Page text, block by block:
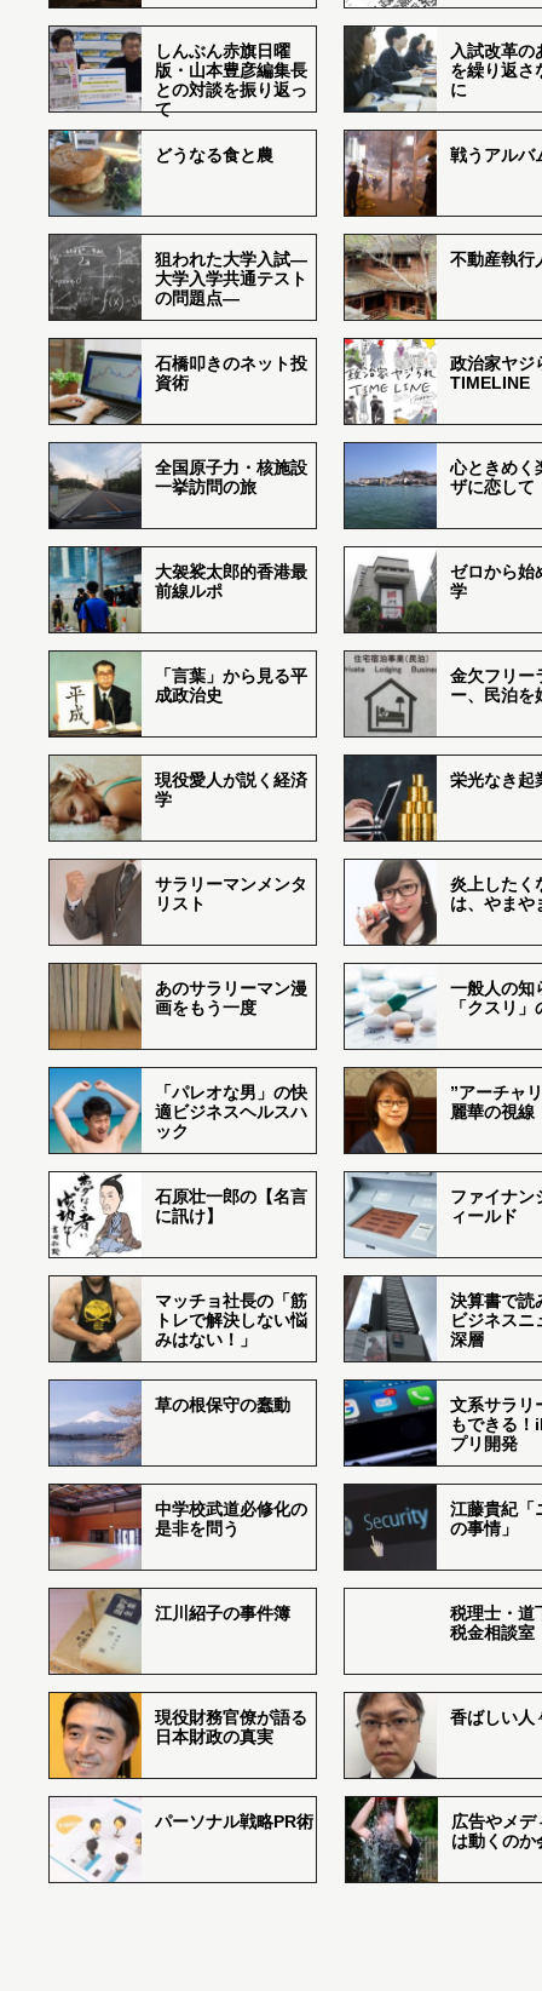
しんぶん赤旗日曜
版・山本豊彦編集長
との対談を振り返っ
て
入試改革の
を繰り返さ
に
どうなる食と農 戦うアルバ
狙われた大学入試―
大学入学共通テスト
の問題点―
不動産執行
石橋叩きのネット投
資術
政治家ヤジ
TIMELINE
全国原子力・核施設
一挙訪問の旅
心ときめく
ザに恋して
大袈裟太郎的香港最
前線ルポ
ゼロから始
学
「言葉」から見る平
成政治史
金欠フリー
ー、民泊を
現役愛人が説く経済
学
栄光なき起
サラリーマンメンタ
リスト
炎上したく
は、やまや
あのサラリーマン漫
画をもう一度
一般人の知
「クスリ
「パレオな男」の快
適ビジネスヘルスハ
ック
”アーチャ
麗華の視線
石原壮一郎の【名言
に訊け】
ファイナン
ィールド
マッチョ社長の「筋
トレで解決しない悩
みはない！」
決算書で読
ビジネスニ
深層
草の根保守の蠢動
文系サラリ
もできる
プリ開発
中学校武道必修化の
是非を問う
江藤貴紀「
の事情」
江川紹子の事件簿
税理士・道
税金相談室
現役財務官僚が語る
日本財政の真実
香ばしい
パーソナル戦略PR術
広告やメデ
は動くのか